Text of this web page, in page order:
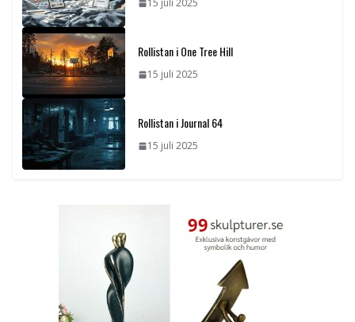
15 juli 2025
Rollistan i One Tree Hill
15 juli 2025
Rollistan i Journal 64
15 juli 2025